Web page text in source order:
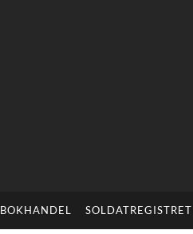
BOKHANDEL SOLDATREGISTRET